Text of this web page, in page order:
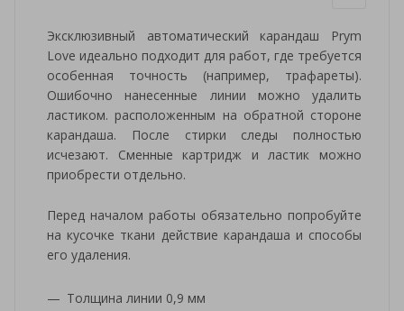
Эксклюзивный автоматический карандаш Prym
Love идеально подходит для работ, где требуется
особенная точность (например, трафареты).
Ошибочно нанесенные линии можно удалить
ластиком. расположенным на обратной стороне
карандаша. После стирки следы полностью
исчезают. Сменные картридж и ластик можно
приобрести отдельно.
Перед началом работы обязательно попробуйте
на кусочке ткани действие карандаша и способы
его удаления.
Толщина линии 0,9 мм